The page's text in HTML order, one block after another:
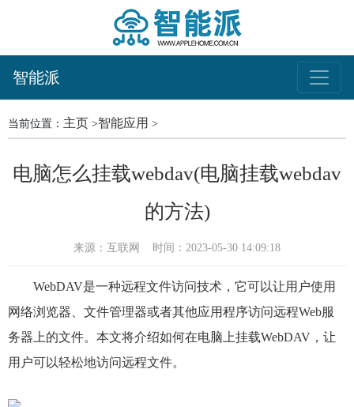
智能派
当前位置： 主页 >智能应用 >
电脑怎么挂载webdav(电脑挂载webdav
的方法)
来源：互联网 时间：2023-05-30 14:09:18
WebDAV是一种远程文件访问技术，它可以让用户使用
网络浏览器、文件管理器或者其他应用程序访问远程Web服
务器上的文件。本文将介绍如何在电脑上挂载WebDAV，让
用户可以轻松地访问远程文件。